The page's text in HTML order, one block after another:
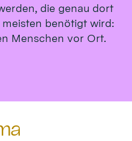
die genau dort
benötigt wird:
Menschen vor Ort.